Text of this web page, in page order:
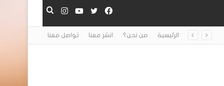
بحث
انستقراميوتيوبتويتر
فيسبوك
الرئيسية من نحن؟ انشر معنا تواصل معنا